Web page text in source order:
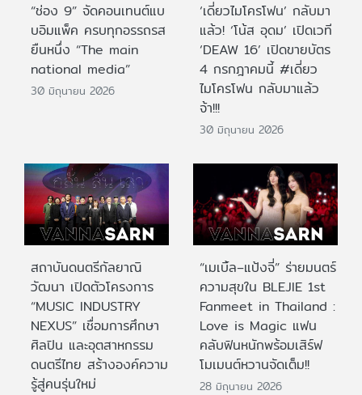
“ช่อง 9” จัดคอนเทนต์แบ
บอิมแพ็ค ครบทุกอรรถรส
ยืนหนึ่ง “The main
national media”
30 มิถุนายน 2026
‘เดี่ยวไมโครโฟน’ กลับมา
แล้ว! ‘โน้ส อุดม’ เปิดเวที
‘DEAW 16’ เปิดขายบัตร
4 กรกฎาคมนี้ #เดี่ยว
ไมโครโฟน กลับมาแล้ว
จ้า!!!
30 มิถุนายน 2026
สถาบันดนตรีกัลยาณิ
วัฒนา เปิดตัวโครงการ
“MUSIC INDUSTRY
NEXUS” เชื่อมการศึกษา
ศิลปิน และอุตสาหกรรม
ดนตรีไทย สร้างองค์ความ
รู้สู่คนรุ่นใหม่
“เมเบิ้ล–แป้งจี่” ร่ายมนตร์
ความสุขใน BLEJIE 1st
Fanmeet in Thailand :
Love is Magic แฟน
คลับฟินหนักพร้อมเสิร์ฟ
โมเมนต์หวานจัดเต็ม!!
28 มิถุนายน 2026